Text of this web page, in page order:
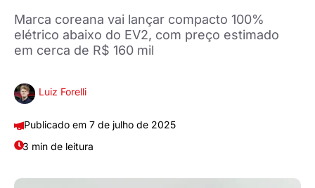
Marca coreana vai lançar compacto 100%
elétrico abaixo do EV2, com preço estimado
em cerca de R$ 160 mil
Luiz Forelli
7 de julho de 2025
3 min de leitura